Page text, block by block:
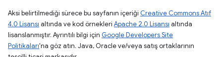
Aksi belirtilmediği sürece bu sayfanın içeriği Creative Commons Atıf
4.0 Lisansı altında ve kod örnekleri Apache 2.0 Lisansı altında
lisanslanmıştır. Ayrıntılı bilgi için Google Developers Site
Politikaları'na göz atın. Java, Oracle ve/veya satış ortaklarının